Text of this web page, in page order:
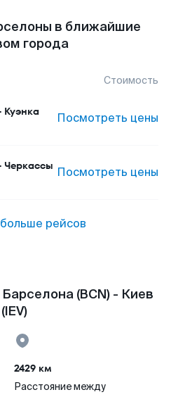
в ближайшие
города
Стоимость
Куэнка Посмотреть цены
Черкассы Посмотреть цены
рейсов
(BCN) - Киев
(IEV)
2429 км
Расстояние между